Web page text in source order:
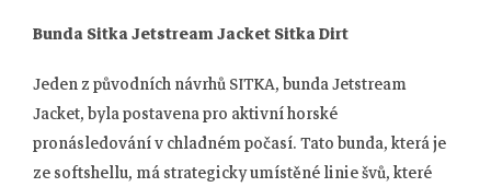
Bunda Sitka Jetstream Jacket Sitka Dirt
Jeden z původních návrhů SITKA, bunda Jetstream
Jacket, byla postavena pro aktivní horské
pronásledování v chladném počasí. Tato bunda, která je
ze softshellu, má strategicky umístěné linie švů, které